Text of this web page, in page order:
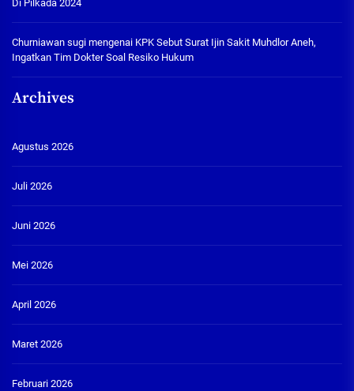
Di Pilkada 2024
Churniawan sugi mengenai KPK Sebut Surat Ijin Sakit Muhdlor Aneh,
Ingatkan Tim Dokter Soal Resiko Hukum
Archives
Agustus 2026
Juli 2026
Juni 2026
Mei 2026
April 2026
Maret 2026
Februari 2026